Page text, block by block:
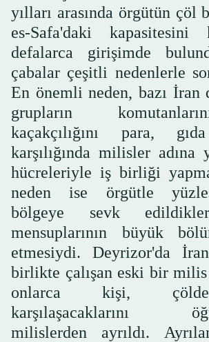
yılları arasında örgütün çöl
es-Safa'daki
defalarca girişimde
çabalar çeşitli nedenlerle
En önemli neden, bazı
grupların
kaçakçılığını para,
karşılığında milisler adına
hücreleriyle iş birliği
neden ise örgütle
bölgeye sevk
mensuplarının büyük
etmesiydi. Deyrizor'da
birlikte çalışan eski bir milis
onlarca kişi,
karşılaşacaklarını
milislerden ayrıldı.